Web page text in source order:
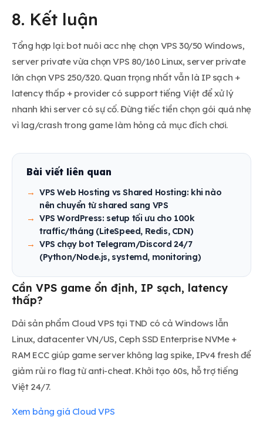
8. Kết luận
Tổng hợp lại: bot nuôi acc nhẹ chọn VPS 30/50 Windows,
server private vừa chọn VPS 80/160 Linux, server private
lớn chọn VPS 250/320. Quan trọng nhất vẫn là IP sạch +
latency thấp + provider có support tiếng Việt để xử lý
nhanh khi server có sự cố. Đừng tiếc tiền chọn gói quá nhẹ
vì lag/crash trong game làm hỏng cả mục đích chơi.
Bài viết liên quan
VPS Web Hosting vs Shared Hosting: khi nào
nên chuyển từ shared sang VPS
VPS WordPress: setup tối ưu cho 100k
traffic/tháng (LiteSpeed, Redis, CDN)
VPS chạy bot Telegram/Discord 24/7
(Python/Node.js, systemd, monitoring)
Cần VPS game ổn định, IP sạch, latency
thấp?
Dải sản phẩm Cloud VPS tại TND có cả Windows lẫn
Linux, datacenter VN/US, Ceph SSD Enterprise NVMe +
RAM ECC giúp game server không lag spike, IPv4 fresh để
giảm rủi ro flag từ anti-cheat. Khởi tạo 60s, hỗ trợ tiếng
Việt 24/7.
Xem bảng giá Cloud VPS